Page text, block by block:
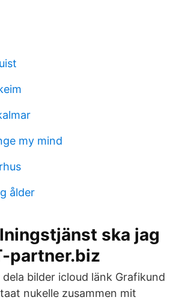
my mind
ålder
ska jag
partner.biz
dela bilder icloud länk Grafikund
nukelle zusammen mit